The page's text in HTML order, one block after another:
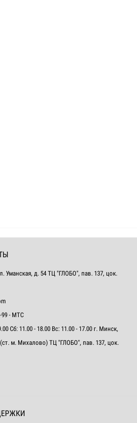
Уманская, д. 54 ТЦ "ГЛОБО", пав. 137, цок.
99 - МТС
Сб: 11.00 - 18.00 Вс: 11.00 - 17.00 г. Минск,
(ст. м. Михалово) ТЦ "ГЛОБО", пав. 137, цок.